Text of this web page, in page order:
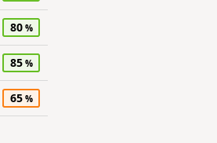
80
85
65